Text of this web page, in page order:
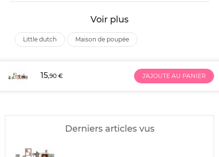
Voir plus
little dutch maison de poupée
15,90 € J'AJOUTE AU PANIER
Derniers articles vus